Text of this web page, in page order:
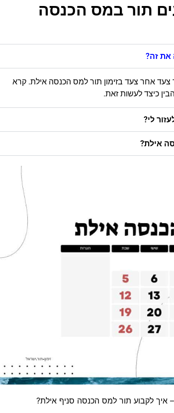
תור במס הכנסה
את זה?
אחר צעד בזימון תור למס הכנסה אילת. קרא
כיצד לעשות זאת.
לי?
אילת?
איך לקבוע תור למס הכנסה סניף אילת?